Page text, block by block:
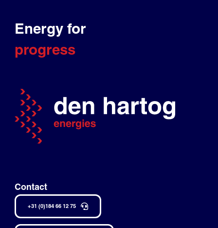
Energy for
progress
Contact
+31 (0)184 66 12 75